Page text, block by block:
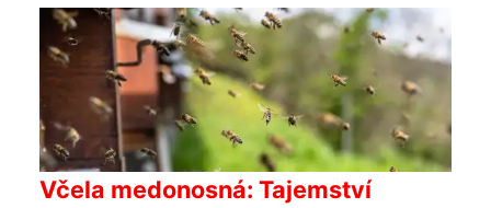
Včela medonosná: Tajemství